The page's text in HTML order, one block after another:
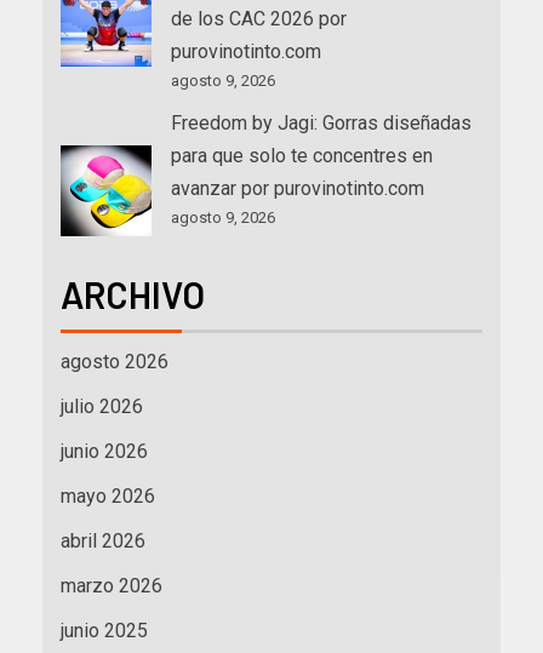
de los CAC 2026 por
purovinotinto.com
agosto 9, 2026
Freedom by Jagi: Gorras diseñadas
para que solo te concentres en
avanzar por purovinotinto.com
agosto 9, 2026
ARCHIVO
agosto 2026
julio 2026
junio 2026
mayo 2026
abril 2026
marzo 2026
junio 2025